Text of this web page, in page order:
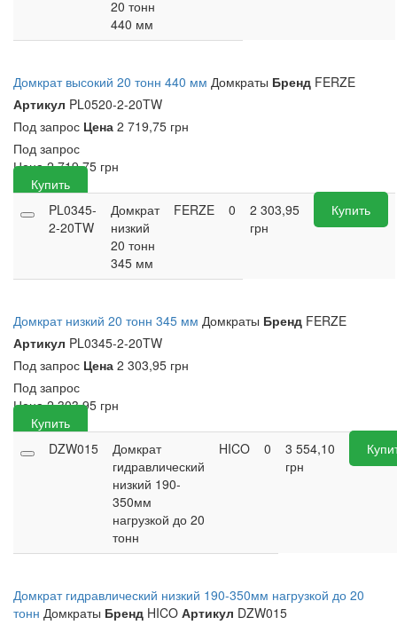
20 тонн
440 мм
Домкрат высокий 20 тонн 440 мм Домкраты Бренд FERZE
Артикул PL0520-2-20TW
Под запрос Цена 2 719,75 грн
Под запрос
Цена 2 719,75 грн
Купить
PL0345-
2-20TW
Домкрат
низкий
20 тонн
345 мм
FERZE 0
2 303,95
грн
Купить
Домкрат низкий 20 тонн 345 мм Домкраты Бренд FERZE
Артикул PL0345-2-20TW
Под запрос Цена 2 303,95 грн
Под запрос
Цена 2 303,95 грн
Купить
DZW015
Домкрат
гидравлический
низкий 190-
350мм
нагрузкой до 20
тонн
HICO 0
3 554,10
грн
Домкрат гидравлический низкий 190-350мм нагрузкой до 20
тонн Домкраты Бренд HICO Артикул DZW015